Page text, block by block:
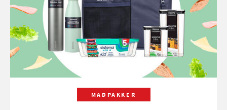
MADPAKKER